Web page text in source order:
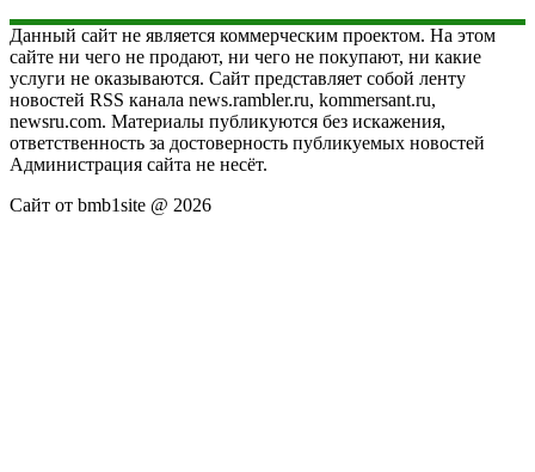
Данный сайт не является коммерческим проектом. На этом
сайте ни чего не продают, ни чего не покупают, ни какие
услуги не оказываются. Сайт представляет собой ленту
новостей RSS канала news.rambler.ru, kommersant.ru,
newsru.com. Материалы публикуются без искажения,
ответственность за достоверность публикуемых новостей
Администрация сайта не несёт.
Сайт от bmb1site @ 2026